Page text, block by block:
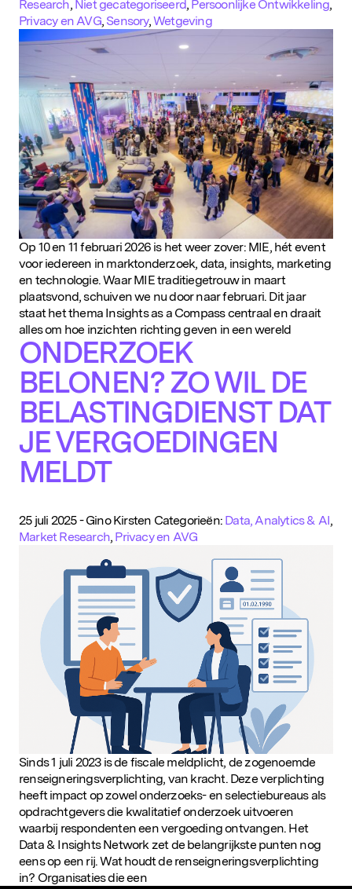
Research, Niet gecategoriseerd, Persoonlijke Ontwikkeling,
Privacy en AVG, Sensory,Wetgeving
Op 10 en 11 februari 2026 is het weer zover: MIE, hét event
voor iedereen in marktonderzoek, data, insights, marketing
en technologie. Waar MIE traditiegetrouw in maart
plaatsvond, schuiven we nu door naar februari. Dit jaar
staat het thema Insights as a Compass centraal en draait
alles om hoe inzichten richting geven in een wereld
ONDERZOEK
BELONEN? ZO WIL DE
BELASTINGDIENST DAT
JE VERGOEDINGEN
MELDT
25 juli 2025-Gino Kirsten Categorieën: Data, Analytics & AI,
Market Research, Privacy en AVG
Sinds 1 juli 2023 is de fiscale meldplicht, de zogenoemde
renseigneringsverplichting, van kracht. Deze verplichting
heeft impact op zowel onderzoeks- en selectiebureaus als
opdrachtgevers die kwalitatief onderzoek uitvoeren
waarbij respondenten een vergoeding ontvangen. Het
Data & Insights Network zet de belangrijkste punten nog
eens op een rij. Wat houdt de renseigneringsverplichting
in? Organisaties die een